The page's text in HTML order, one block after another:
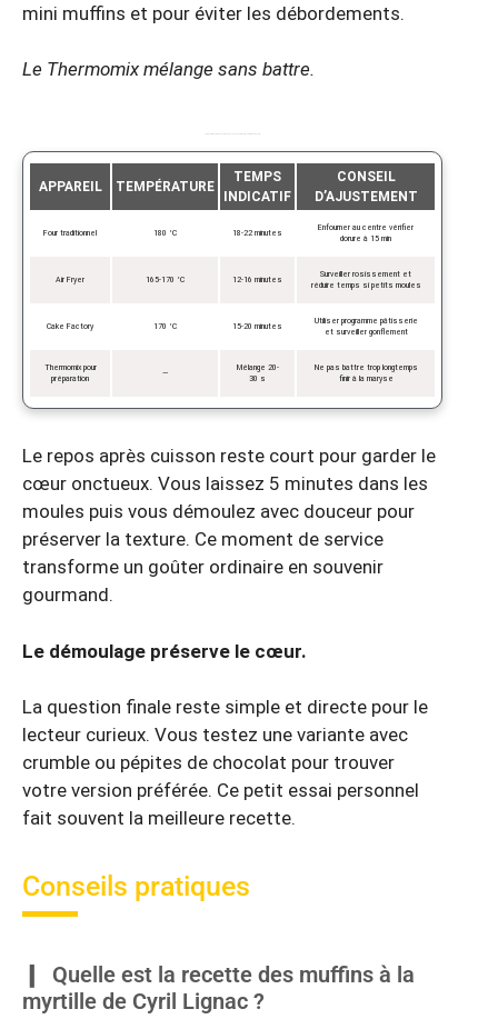
mini muffins et pour éviter les débordements.
Le Thermomix mélange sans battre.
APPAREIL TEMPÉRATURE
TEMPS
INDICATIF
CONSEIL
D’AJUSTEMENT
Four traditionnel 180 °C 18-22 minutes
Enfourner au centre vérifier
dorure à 15 min
Air Fryer 165-170 °C 12-16 minutes
Surveiller rosissement et
réduire temps si petits moules
Cake Factory 170 °C 15-20 minutes
Utiliser programme pâtisserie
et surveiller gonflement
Thermomix pour
préparation
—
Mélange 20-
30 s
Ne pas battre trop longtemps
finir à la maryse
Le repos après cuisson reste court pour garder le
cœur onctueux. Vous laissez 5 minutes dans les
moules puis vous démoulez avec douceur pour
préserver la texture. Ce moment de service
transforme un goûter ordinaire en souvenir
gourmand.
Le démoulage préserve le cœur.
La question finale reste simple et directe pour le
lecteur curieux. Vous testez une variante avec
crumble ou pépites de chocolat pour trouver
votre version préférée. Ce petit essai personnel
fait souvent la meilleure recette.
Conseils pratiques
Quelle est la recette des muffins à la
myrtille de Cyril Lignac ?